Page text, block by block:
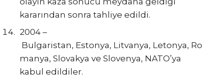
kararından sonra tahliye edildi.
2004 –
Bulgaristan, Estonya, Litvanya, Letonya, Ro
manya, Slovakya ve Slovenya, NATO’ya
kabul edildiler.